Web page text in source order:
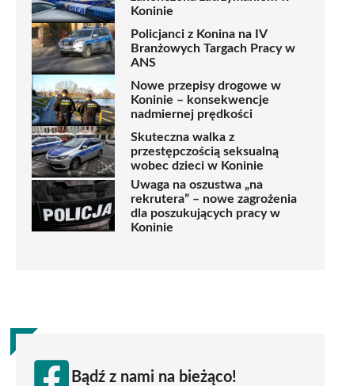
Koninie
Policjanci z Konina na IV
Branżowych Targach Pracy w
ANS
Nowe przepisy drogowe w
Koninie – konsekwencje
nadmiernej prędkości
Skuteczna walka z
przestępczością seksualną
wobec dzieci w Koninie
Uwaga na oszustwa „na
rekrutera” – nowe zagrożenia
dla poszukujących pracy w
Koninie
Bądź z nami na bieżąco!